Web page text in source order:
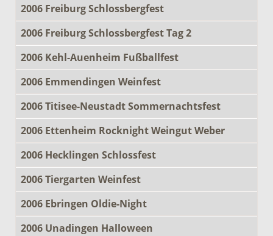
2006 Freiburg Schlossbergfest
2006 Freiburg Schlossbergfest Tag 2
2006 Kehl-Auenheim Fußballfest
2006 Emmendingen Weinfest
2006 Titisee-Neustadt Sommernachtsfest
2006 Ettenheim Rocknight Weingut Weber
2006 Hecklingen Schlossfest
2006 Tiergarten Weinfest
2006 Ebringen Oldie-Night
2006 Unadingen Halloween